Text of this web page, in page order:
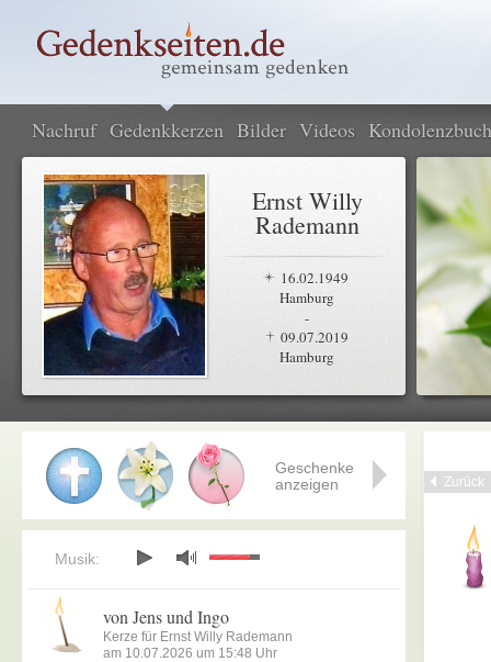
Nachruf Gedenkkerzen Bilder Videos Kondolenzbuch
Ernst Willy
Rademann
16.02.1949
Hamburg
-
09.07.2019
Hamburg
Zurück
Geschenke
anzeigen
Musik:
von Jens und Ingo
Kerze für Ernst Willy Rademann
am 10.07.2026 um 15:48 Uhr